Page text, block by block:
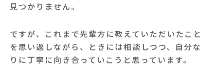
見つかりません。
ですが、これまで先輩方に教えていただいたこと
を思い返しながら、ときには相談しつつ、自分な
りに丁寧に向き合っていこうと思っています。